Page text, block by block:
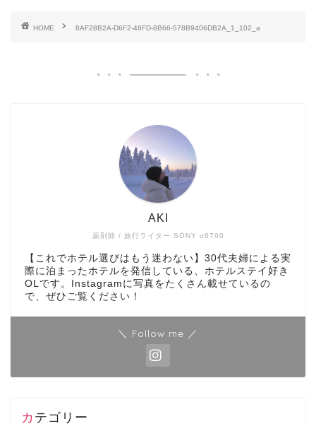
HOME 8AF28B2A-D6F2-48FD-8B66-578B9406DB2A_1_102_a
薬剤師 / 旅行ライター SONY α6700
AKI
【これでホテル選びはもう迷わない】30代夫婦による実
際に泊まったホテルを発信している、ホテルステイ好き
OLです。Instagramに写真をたくさん載せているの
で、ぜひご覧ください！
＼ Follow me ／
カテゴリー